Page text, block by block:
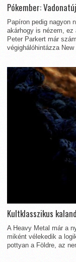
Pókember:
Papíron pedig nagyon
akárhogy is nézem, ez
Peter Parkert már
végighálóhintázza New
Kultklasszikus
A Heavy Metal már a
miként vélekedik a
pottyan a Földre, az